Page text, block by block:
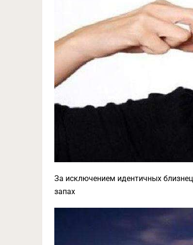
За исключением идентичных
запах